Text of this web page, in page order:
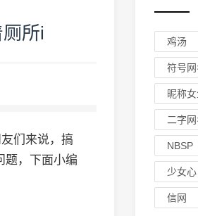
所i
们来说，搞
题，下面小编
鸡汤
符号网
昵称
二字网
NBSP
少女心
信网